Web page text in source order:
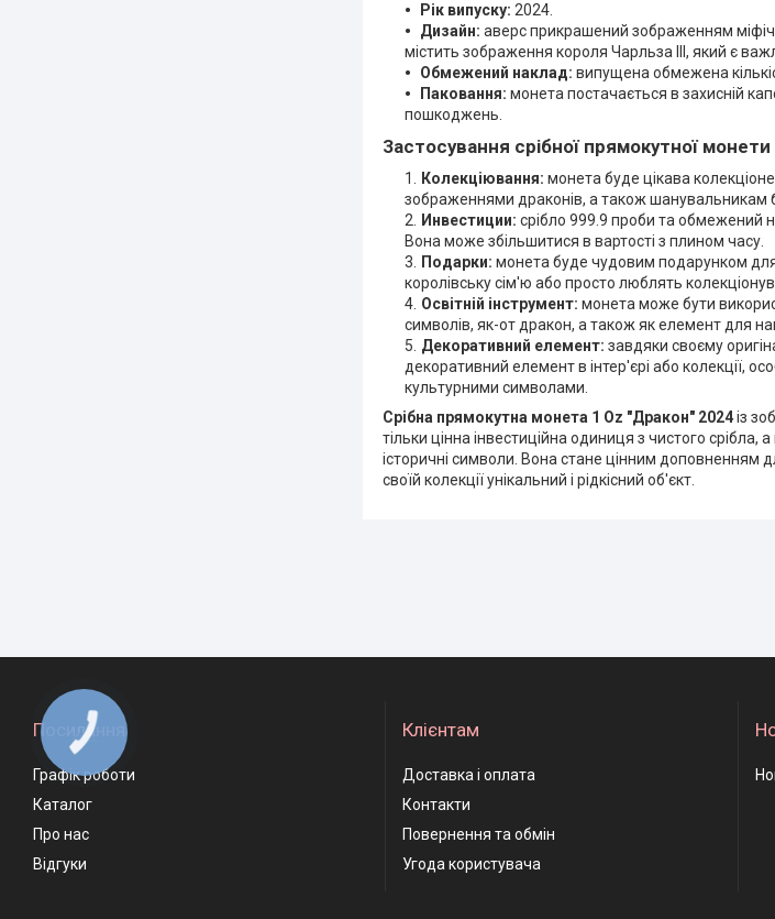
Рік випуску: 2024.
Дизайн: аверс прикрашений зображенням
містить зображення короля Чарльза III, який є
Обмежений наклад: випущена обмежена
Паковання: монета постачається в захисній
пошкоджень.
Застосування срібної прямокутної
Колекціювання: монета буде цікава
зображеннями драконів, а також шанувальникам
Инвестиции: срібло 999.9 проби та обмежений
Вона може збільшитися в вартості з плином часу.
Подарки: монета буде чудовим подарунком для
королівську сім'ю або просто люблять
Освітній інструмент: монета може бути
символів, як-от дракон, а також як елемент для
Декоративний елемент: завдяки своєму
декоративний елемент в інтер'єрі або колекції,
культурними символами.
Срібна прямокутна монета 1 Oz "Дракон" 2024із
тільки цінна інвестиційна одиниця з чистого срібла,
історичні символи. Вона стане цінним доповненням
своїй колекції унікальний і рідкісний об'єкт.
Посилання
Графік роботи
Каталог
Про нас
Відгуки
Клієнтам
Доставка і оплата
Контакти
Повернення та обмін
Угода користувача